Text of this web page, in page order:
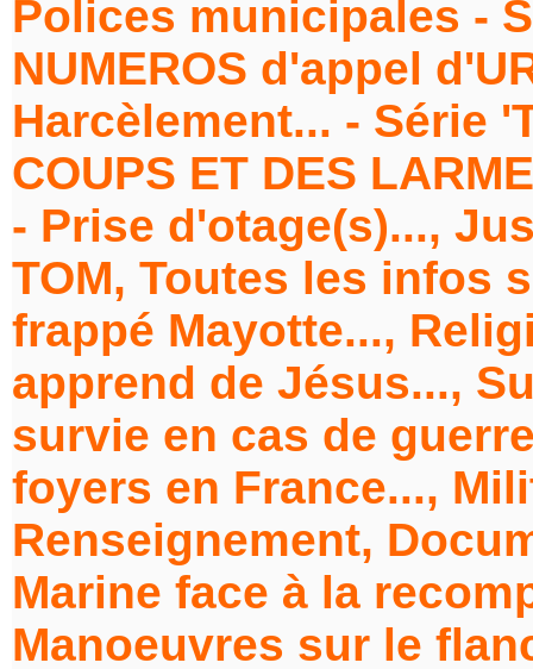
Polices municipales -
NUMEROS d'appel
Harcèlement... - Série
COUPS ET DES
- Prise d'otage(s)...,
TOM, Toutes les infos
frappé Mayotte...,
apprend de Jésus...,
survie en cas de
foyers en France...,
Renseignement,
Marine face à la
Manoeuvres sur le